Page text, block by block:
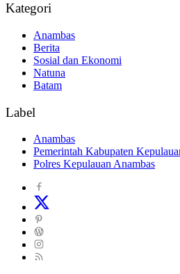
Kategori
Anambas
Berita
Sosial dan Ekonomi
Natuna
Batam
Label
Anambas
Pemerintah Kabupaten
Polres Kepulauan Anambas